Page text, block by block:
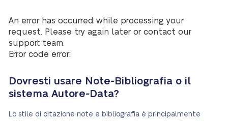
An error has occurred while processing your
request. Please try again later or contact our
support team.
Error code error:
Dovresti usare Note-Bibliografia o il
sistema Autore-Data?
Lo stile di citazione note e bibliografia è principalmente